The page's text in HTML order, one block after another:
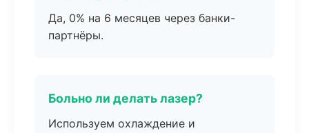
Да, 0% на 6 месяцев через банки-
партнёры.
Больно ли делать лазер?
Используем охлаждение и